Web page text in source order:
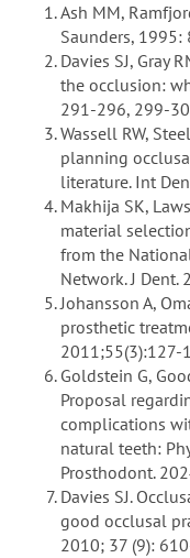
Ash MM,
Saunders, 1995:
Davies SJ, Gray
the occlusion:
291-296, 299-
Wassell RW,
planning
literature. Int
Makhija SK,
material
from the
Network. J Dent.
Johansson A,
prosthetic
2011;55(3):127-
Goldstein G,
Proposal
complications
natural teeth:
Prosthodont.
Davies SJ.
good occlusal
2010; 37 (9):